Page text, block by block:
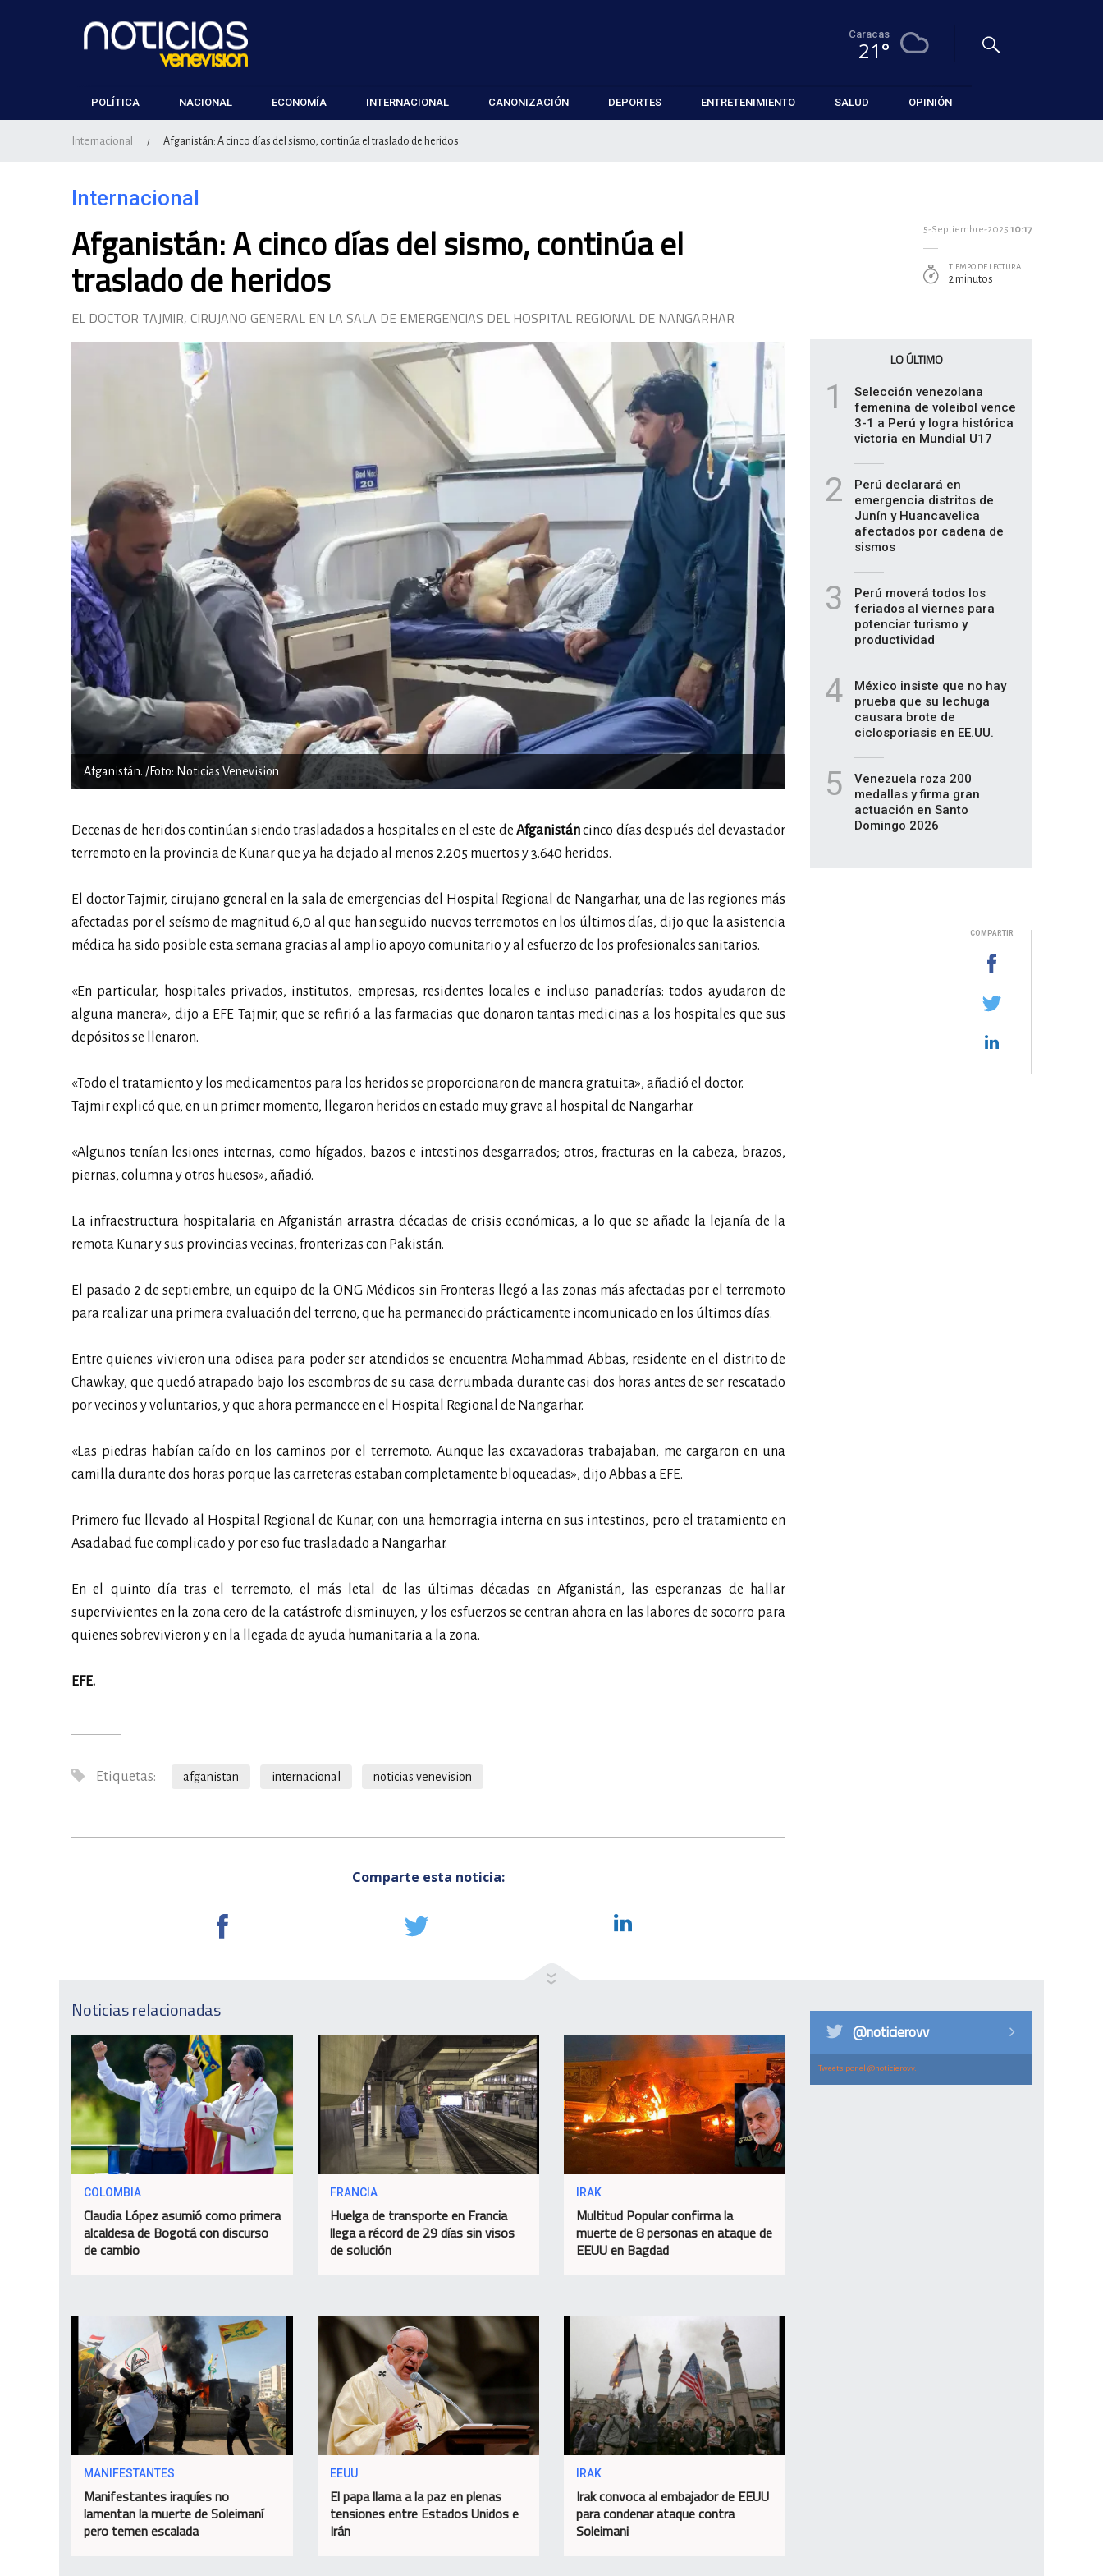
Caracas
21°
POLÍTICA NACIONAL ECONOMÍA INTERNACIONAL CANONIZACIÓN DEPORTES ENTRETENIMIENTO SALUD OPINIÓN
Internacional / Afganistán: A cinco días del sismo, continúa el traslado de heridos
Internacional
Afganistán: A cinco días del sismo, continúa el
traslado de heridos
EL DOCTOR TAJMIR, CIRUJANO GENERAL EN LA SALA DE EMERGENCIAS DEL HOSPITAL REGIONAL DE NANGARHAR
Afganistán. /Foto: Noticias Venevision
Decenas de heridos continúan siendo trasladados a hospitales en el este de Afganistáncinco días después del devastador
terremoto en la provincia de Kunar que ya ha dejado al menos 2.205 muertos y 3.640 heridos.
El doctor Tajmir, cirujano general en la sala de emergencias del Hospital Regional de Nangarhar, una de las regiones más
afectadas por el seísmo de magnitud 6,0 al que han seguido nuevos terremotos en los últimos días, dijo que la asistencia
médica ha sido posible esta semana gracias al amplio apoyo comunitario y al esfuerzo de los profesionales sanitarios.
«En particular, hospitales privados, institutos, empresas, residentes locales e incluso panaderías: todos ayudaron de
alguna manera», dijo a EFE Tajmir, que se refirió a las farmacias que donaron tantas medicinas a los hospitales que sus
depósitos se llenaron.
«Todo el tratamiento y los medicamentos para los heridos se proporcionaron de manera gratuita», añadió el doctor.
Tajmir explicó que, en un primer momento, llegaron heridos en estado muy grave al hospital de Nangarhar.
«Algunos tenían lesiones internas, como hígados, bazos e intestinos desgarrados; otros, fracturas en la cabeza, brazos,
piernas, columna y otros huesos», añadió.
La infraestructura hospitalaria en Afganistán arrastra décadas de crisis económicas, a lo que se añade la lejanía de la
remota Kunar y sus provincias vecinas, fronterizas con Pakistán.
El pasado 2 de septiembre, un equipo de la ONG Médicos sin Fronteras llegó a las zonas más afectadas por el terremoto
para realizar una primera evaluación del terreno, que ha permanecido prácticamente incomunicado en los últimos días.
Entre quienes vivieron una odisea para poder ser atendidos se encuentra Mohammad Abbas, residente en el distrito de
Chawkay, que quedó atrapado bajo los escombros de su casa derrumbada durante casi dos horas antes de ser rescatado
por vecinos y voluntarios, y que ahora permanece en el Hospital Regional de Nangarhar.
«Las piedras habían caído en los caminos por el terremoto. Aunque las excavadoras trabajaban, me cargaron en una
camilla durante dos horas porque las carreteras estaban completamente bloqueadas», dijo Abbas a EFE.
Primero fue llevado al Hospital Regional de Kunar, con una hemorragia interna en sus intestinos, pero el tratamiento en
Asadabad fue complicado y por eso fue trasladado a Nangarhar.
En el quinto día tras el terremoto, el más letal de las últimas décadas en Afganistán, las esperanzas de hallar
supervivientes en la zona cero de la catástrofe disminuyen, y los esfuerzos se centran ahora en las labores de socorro para
quienes sobrevivieron y en la llegada de ayuda humanitaria a la zona.
EFE.
Etiquetas: afganistan internacional noticias venevision
Comparte esta noticia:
5-Septiembre-2025 10:17
TIEMPO DE LECTURA
2 minutos
LO ÚLTIMO
1
Selección venezolana
femenina de voleibol vence
3-1 a Perú y logra histórica
victoria en Mundial U17
2
Perú declarará en
emergencia distritos de
Junín y Huancavelica
afectados por cadena de
sismos
3
Perú moverá todos los
feriados al viernes para
potenciar turismo y
productividad
4
México insiste que no hay
prueba que su lechuga
causara brote de
ciclosporiasis en EE.UU.
5
Venezuela roza 200
medallas y firma gran
actuación en Santo
Domingo 2026
COMPARTIR
Noticias relacionadas
COLOMBIA
Claudia López asumió como primera
alcaldesa de Bogotá con discurso
de cambio
FRANCIA
Huelga de transporte en Francia
llega a récord de 29 días sin visos
de solución
IRAK
Multitud Popular confirma la
muerte de 8 personas en ataque de
EEUU en Bagdad
MANIFESTANTES
Manifestantes iraquíes no
lamentan la muerte de Soleimaní
pero temen escalada
EEUU
El papa llama a la paz en plenas
tensiones entre Estados Unidos e
Irán
IRAK
Irak convoca al embajador de EEUU
para condenar ataque contra
Soleimani
@noticierovv
Tweets por el @noticierovv.